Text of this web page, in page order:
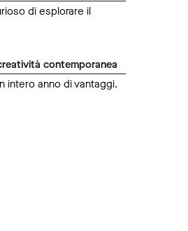
di esplorare il
contemporanea
intero anno di vantaggi.